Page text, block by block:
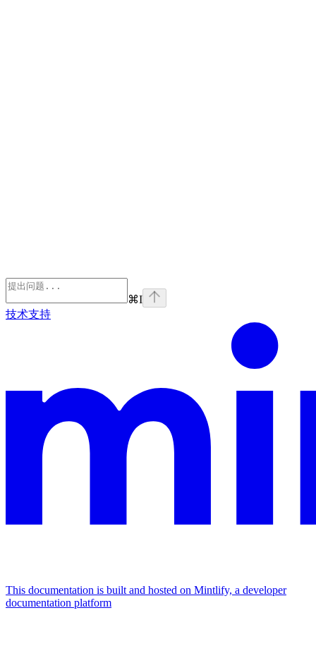
⌘I
技术支持
This documentation is built and hosted on Mintlify, a developer
documentation platform